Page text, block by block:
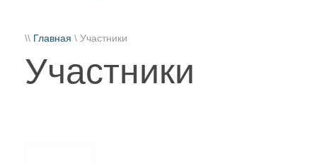
\\ Главная \ Участники
Участники